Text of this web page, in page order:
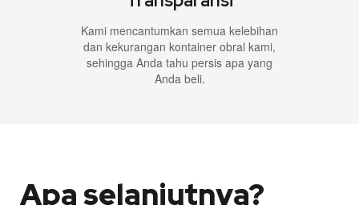
Kami mencantumkan semua kelebihan
dan kekurangan kontainer obral kami,
sehingga Anda tahu persis apa yang
Anda beli.
Apa selanjutnya?